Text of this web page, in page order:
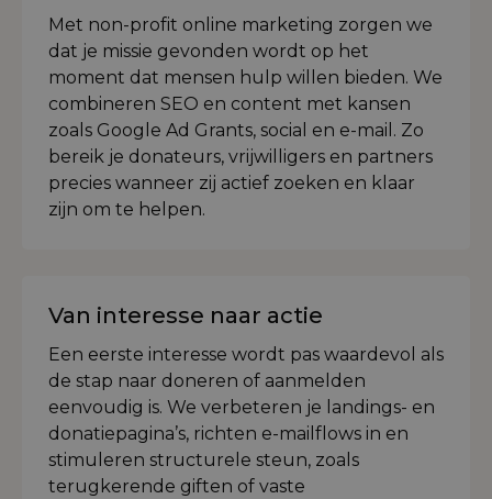
Met non-profit online marketing zorgen we
dat je missie gevonden wordt op het
moment dat mensen hulp willen bieden. We
combineren SEO en content met kansen
zoals Google Ad Grants, social en e-mail. Zo
bereik je donateurs, vrijwilligers en partners
precies wanneer zij actief zoeken en klaar
zijn om te helpen.
Van interesse naar actie
Een eerste interesse wordt pas waardevol als
de stap naar doneren of aanmelden
eenvoudig is. We verbeteren je landings- en
donatiepagina’s, richten e-mailflows in en
stimuleren structurele steun, zoals
terugkerende giften of vaste